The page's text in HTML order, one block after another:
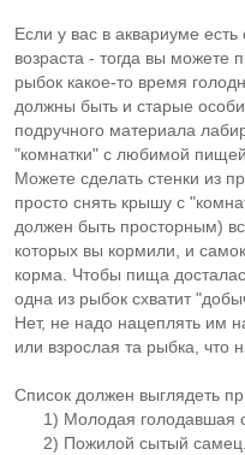
Если у вас в аквариуме
возраста - тогда вы можете
рыбок какое-то время
должны быть и старые
подручного материала
"комнатки" с любимой
Можете сделать стенки из
просто снять крышу с
должен быть просторным)
которых вы кормили, и
корма. Чтобы пища
одна из рыбок схватит
Нет, не надо нацеплять им
или взрослая та рыбка, что
Список должен выглядеть
1) Молодая голодавшая
2) Пожилой сытый